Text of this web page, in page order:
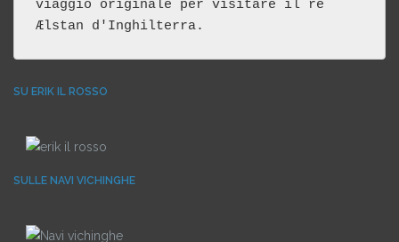
viaggio originale per visitare il re
Ælstan d'Inghilterra.
SU ERIK IL ROSSO
SULLE NAVI VICHINGHE